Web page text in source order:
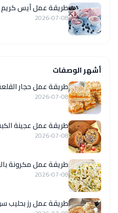
طريقة عمل آيس كريم
2026-07-08
أشهر الوصفات
طريقة عمل حجار
2026-07-08
طريقة عمل عجينة
2026-07-08
طريقة عمل مكرونة
2026-07-08
طريقة عمل رز بحليب سوري بـ